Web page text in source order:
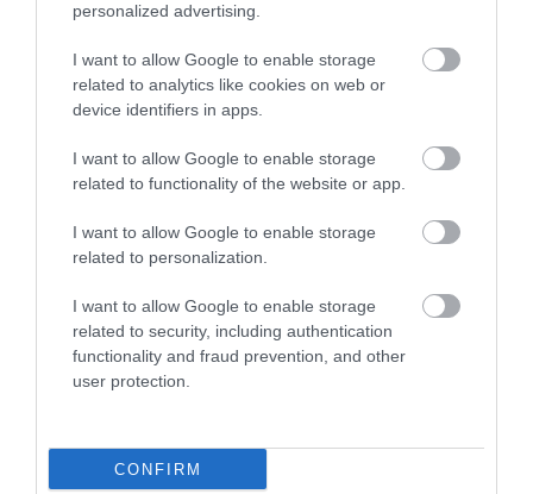
personalized advertising.
I want to allow Google to enable storage
related to analytics like cookies on web or
device identifiers in apps.
I want to allow Google to enable storage
related to functionality of the website or app.
I want to allow Google to enable storage
related to personalization.
I want to allow Google to enable storage
related to security, including authentication
functionality and fraud prevention, and other
user protection.
CONFIRM
A keletről nyugat felé fújó, az Egyenlítő felé haladó
úgynevezett passzátszelek pedig egész egyszerűen
kifújják ezt a légréteget az Atlanti-óceán felé. A
keleti irányú mozgása az elmúlt évtizedekben egyre
gyakrabban jelent déli-északi mozgást is – és így
el Magyarországra is a por.
önmagában nem növeli a hőséget, sőt, épp
ellenkezőleg. A levegőben található sivatagi homok